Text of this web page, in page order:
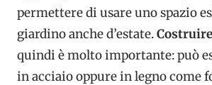
permettere di usare uno spazio
giardino anche d’estate.
quindi è molto importante: può
in acciaio oppure in legno come